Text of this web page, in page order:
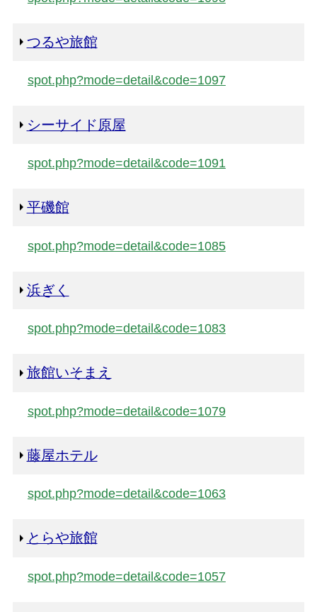
つるや旅館
spot.php?mode=detail&code=1097
シーサイド原屋
spot.php?mode=detail&code=1091
平磯館
spot.php?mode=detail&code=1085
浜ぎく
spot.php?mode=detail&code=1083
旅館いそまえ
spot.php?mode=detail&code=1079
藤屋ホテル
spot.php?mode=detail&code=1063
とらや旅館
spot.php?mode=detail&code=1057